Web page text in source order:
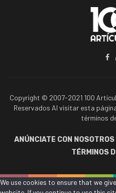
Copyright © 2007-2021 100
Reservados Al visitar esta
términos
ANÚNCIATE CON NOSOTROS
TÉRMINOS
We use cookies to ensure that we